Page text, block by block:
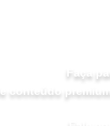
Faça
conteúdo